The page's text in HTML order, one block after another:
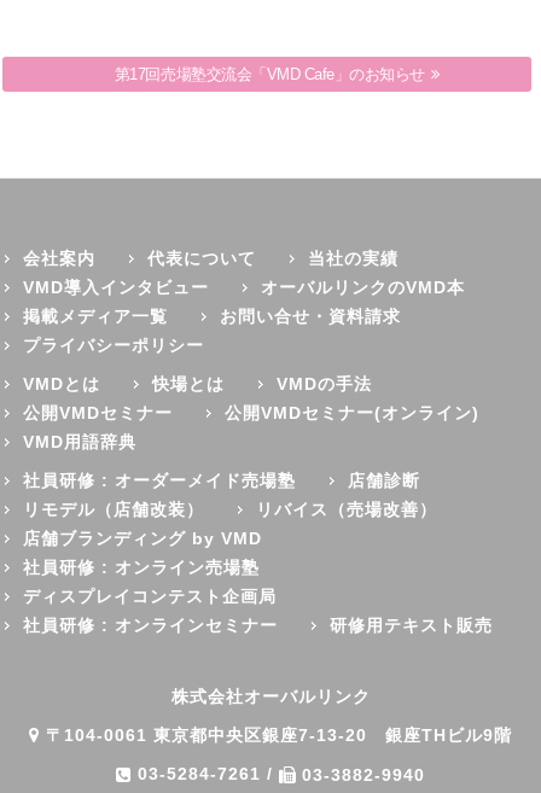
第10回VMDワールドカフェ開催のお知らせ
第17回売場塾交流会「VMD Cafe」のお知らせ
会社案内 代表について
当社の実績
VMD導入インタビュー
オーバルリンクのVMD本
掲載メディア一覧
お問い合せ・資料請求
プライバシーポリシー
VMDとは
快場とは
VMDの手法
公開VMDセミナー
公開VMDセミナー(オンライン)
VMD用語辞典
社員研修 : オーダーメイド売場塾
店舗診断
リモデル（店舗改装）
リバイス（売場改善）
店舗ブランディング by VMD
社員研修 : オンライン売場塾
ディスプレイコンテスト企画局
社員研修 : オンラインセミナー
研修用テキスト販売
株式会社オーバルリンク
〒104-0061 東京都中央区銀座7-13-20 銀座THビル9階
03-5284-7261 / 03-3882-9940